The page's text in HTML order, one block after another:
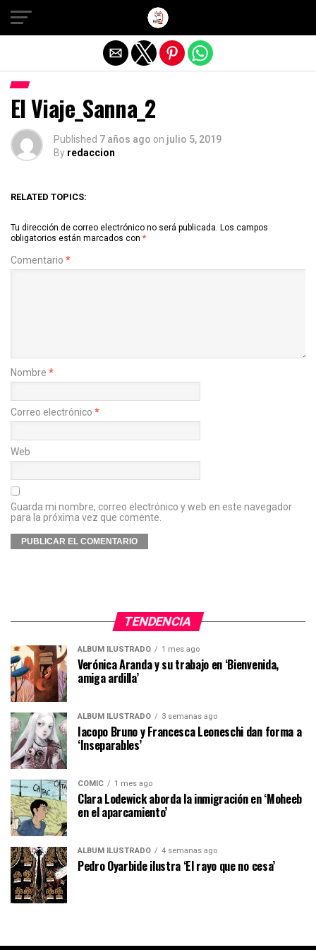
El Viaje_Sanna_2
Published 7 años ago on julio 5, 2019
By redaccion
RELATED TOPICS:
Tu dirección de correo electrónico no será publicada. Los campos
obligatorios están marcados con *
Comentario *
Nombre *
Correo electrónico *
Web
Guarda mi nombre, correo electrónico y web en este navegador
para la próxima vez que comente.
TENDENCIA
ÁLBUM ILUSTRADO 1 mes ago
Verónica Aranda y su trabajo en ‘Bienvenida,
amiga ardilla’
ÁLBUM ILUSTRADO 3 semanas ago
Iacopo Bruno y Francesca Leoneschi dan forma a
‘Inseparables’
CÓMIC 1 mes ago
Clara Lodewick aborda la inmigración en ‘Moheeb
en el aparcamiento’
ÁLBUM ILUSTRADO 4 semanas ago
Pedro Oyarbide ilustra ‘El rayo que no cesa’
Salir de la versión móvil